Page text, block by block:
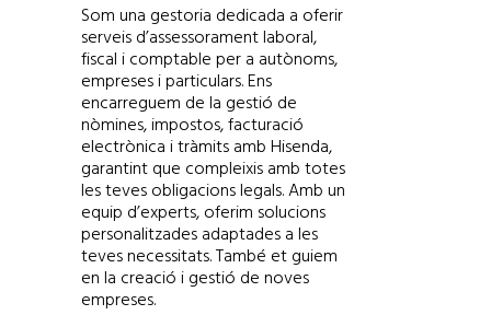
Som una gestoria dedicada a oferir
serveis d’assessorament laboral,
fiscal i comptable per a autònoms,
empreses i particulars. Ens
encarreguem de la gestió de
nòmines, impostos, facturació
electrònica i tràmits amb Hisenda,
garantint que compleixis amb totes
les teves obligacions legals. Amb un
equip d’experts, oferim solucions
personalitzades adaptades a les
teves necessitats. També et guiem
en la creació i gestió de noves
empreses.